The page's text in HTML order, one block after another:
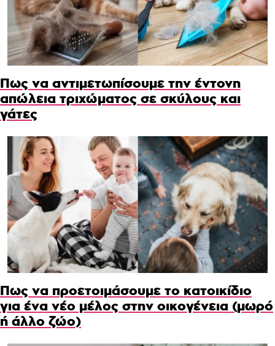
Πως να αντιμετωπίσουμε την έντονη
απώλεια τριχώματος σε σκύλους και
γάτες
Πως να προετοιμάσουμε το κατοικίδιο
για ένα νέο μέλος στην οικογένεια (μωρό
ή άλλο ζώο)